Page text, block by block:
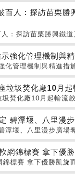
百人：探訪苗栗
：探訪苗栗勝興鐵
強化管理機制與
化管理機制與精進措
垃圾焚化廠10月起
焚化廠10月起輪流
碧潭堰、八里漫
潭堰、八里漫步廣場
網錦標賽 拿下優
標賽 拿下優勝凱旋